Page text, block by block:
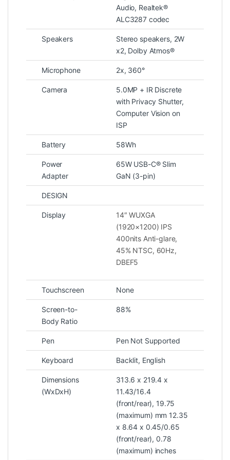
Hiệu năng: Intel Ultra 5 228V –
Mạnh mẽ, tiết kiệm điện
Sức mạnh củaLenovo ThinkPad T14s Gen 6
21QX00LGVAđến từ vi xử lý Intel Core Ultra 5
228V – thuộc thế hệ CPU mới, tối ưu cho AI
và hiệu suất đa nhiệm.
Kết hợp với RAM 32GB LPDDR5, máy xử lý
mượt mà mọi tác vụ từ cơ bản đến nâng cao:
Làm việc văn phòng (Word, Excel, PowerPoint)
Phần mềm kế toán, quản lý
Lập trình, chạy máy ảo nhẹ
Chỉnh sửa ảnh, video cơ bản
Audio, Realtek®
ALC3287 codec
Speakers
Stereo speakers, 2W
x2, Dolby Atmos®
Microphone 2x, 360°
Camera
5.0MP + IR Discrete
with Privacy Shutter,
Computer Vision on
ISP
Battery 58Wh
Power
Adapter
65W USB-C® Slim
GaN (3-pin)
DESIGN
Display
14″ WUXGA
(1920×1200) IPS
400nits Anti-glare,
45% NTSC, 60Hz,
DBEF5
Touchscreen None
Screen-to-
Body Ratio
88%
Pen Pen Not Supported
Keyboard Backlit, English
Dimensions
(WxDxH)
313.6 x 219.4 x
11.43/16.4
(front/rear), 19.75
(maximum) mm 12.35
x 8.64 x 0.45/0.65
(front/rear), 0.78
(maximum) inches